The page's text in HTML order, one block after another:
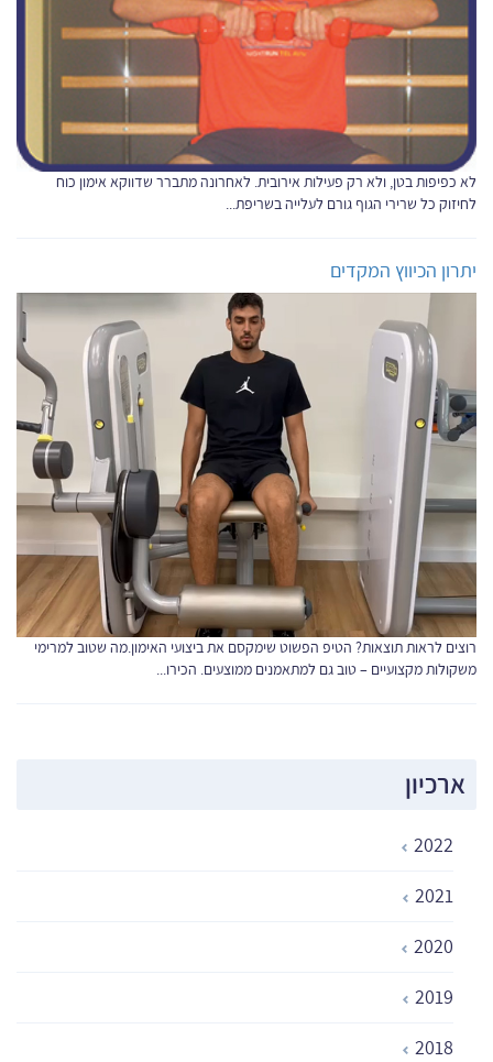
לא כפיפות בטן, ולא רק פעילות אירובית. לאחרונה מתברר שדווקא אימון כוח
לחיזוק כל שרירי הגוף גורם לעלייה בשריפת...
יתרון הכיווץ המקדים
רוצים לראות תוצאות? הטיפ הפשוט שימקסם את ביצועי האימון.מה שטוב למרימי
משקולות מקצועיים – טוב גם למתאמנים ממוצעים. הכירו...
ארכיון
2022
2021
2020
2019
2018